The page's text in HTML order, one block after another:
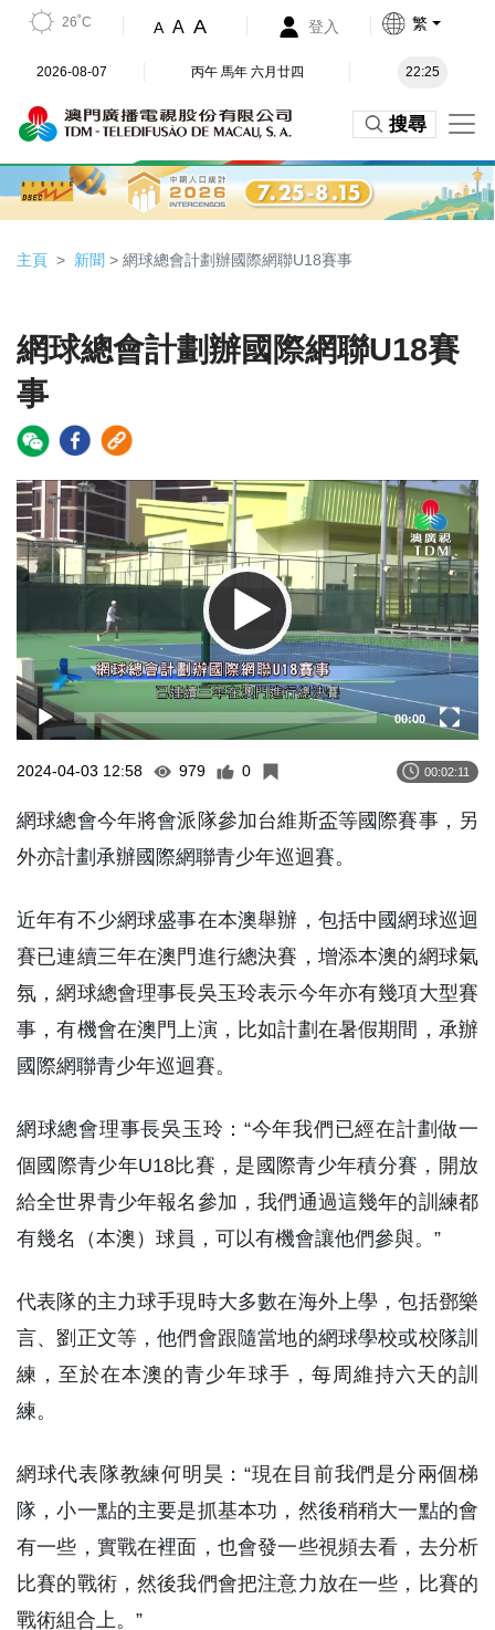
26˚C A A A 登入 繁
2026-08-07 丙午 馬年 六月廿四 22:25
搜尋
主頁 新聞 > 網球總會計劃辦國際網聯U18賽事
網球總會計劃辦國際網聯U18賽
事
Video
Player
00:00
2024-04-03 12:58 979 0 00:02:11
網球總會今年將會派隊參加台維斯盃等國際賽事，另
外亦計劃承辦國際網聯青少年巡迴賽。
近年有不少網球盛事在本澳舉辦，包括中國網球巡迴
賽已連續三年在澳門進行總決賽，增添本澳的網球氣
氛，網球總會理事長吳玉玲表示今年亦有幾項大型賽
事，有機會在澳門上演，比如計劃在暑假期間，承辦
國際網聯青少年巡迴賽。
網球總會理事長吳玉玲：“今年我們已經在計劃做一
個國際青少年U18比賽，是國際青少年積分賽，開放
給全世界青少年報名參加，我們通過這幾年的訓練都
有幾名（本澳）球員，可以有機會讓他們參與。”
代表隊的主力球手現時大多數在海外上學，包括鄧樂
言、劉正文等，他們會跟隨當地的網球學校或校隊訓
練，至於在本澳的青少年球手，每周維持六天的訓
練。
網球代表隊教練何明昊：“現在目前我們是分兩個梯
隊，小一點的主要是抓基本功，然後稍稍大一點的會
有一些，實戰在裡面，也會發一些視頻去看，去分析
比賽的戰術，然後我們會把注意力放在一些，比賽的
戰術組合上。”